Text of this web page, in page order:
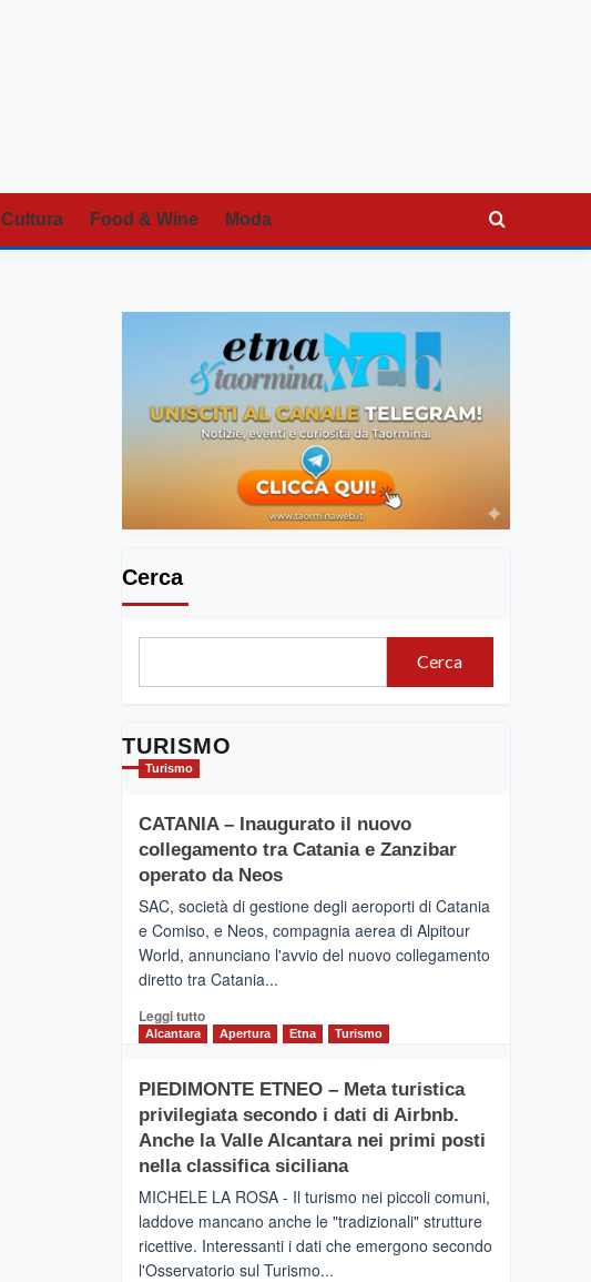
Cultura Food & Wine Moda
Cerca
Cerca
TURISMO
Turismo
CATANIA – Inaugurato il nuovo
collegamento tra Catania e Zanzibar
operato da Neos
SAC, società di gestione degli aeroporti di Catania
e Comiso, e Neos, compagnia aerea di Alpitour
World, annunciano l'avvio del nuovo collegamento
diretto tra Catania...
Leggi tuttoLeggi
CATANIA
–
Inaugurato
il
collegamento
tra
Catania
e
Alcantara Apertura Etna Turismo
PIEDIMONTE ETNEO – Meta turistica
privilegiata secondo i dati di Airbnb.
Anche la Valle Alcantara nei primi posti
nella classifica siciliana
MICHELE LA ROSA - Il turismo nei piccoli comuni,
laddove mancano anche le "tradizionali" strutture
ricettive. Interessanti i dati che emergono secondo
l'Osservatorio sul Turismo...